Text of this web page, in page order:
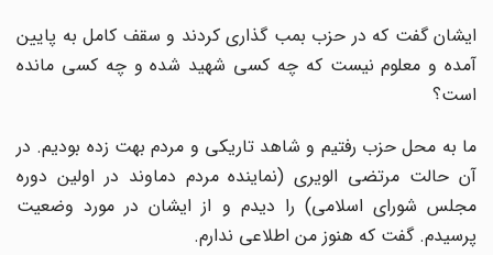
ایشان گفت که در حزب بمب گذاری کردند و سقف کامل به پایین
آمده و معلوم نیست که چه کسی شهید شده و چه کسی مانده
است؟
ما به محل حزب رفتیم و شاهد تاریکی و مردم بهت زده بودیم. در
آن حالت مرتضی الویری (نماینده مردم دماوند در اولین دوره
مجلس شورای اسلامی) را دیدم و از ایشان در مورد وضعیت
پرسیدم. گفت که هنوز من اطلاعی ندارم.